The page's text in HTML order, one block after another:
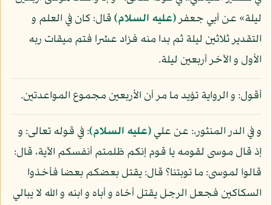
ليلة» عن أبي جعفر(عليه السلام)قال: كان في العلم و
التقدير ثلاثين ليلة ثم بدا منه فزاد عشرا فتم ميقات ربه
الأول و الآخر أربعين ليلة.
أقول: و الرواية تؤيد ما مر أن الأربعين مجموع المواعدتين.
و في الدر المنثور،: عن علي(عليه السلام): في قوله تعالى: و
إذ قال موسى لقومه يا قوم إنكم ظلمتم أنفسكم الآية، قال:
قالوا لموسى: ما توبتنا؟ قال: يقتل بعضكم بعضا فأخذوا
السكاكين فجعل الرجل يقتل أخاه و أباه و ابنه و الله لا يبالي